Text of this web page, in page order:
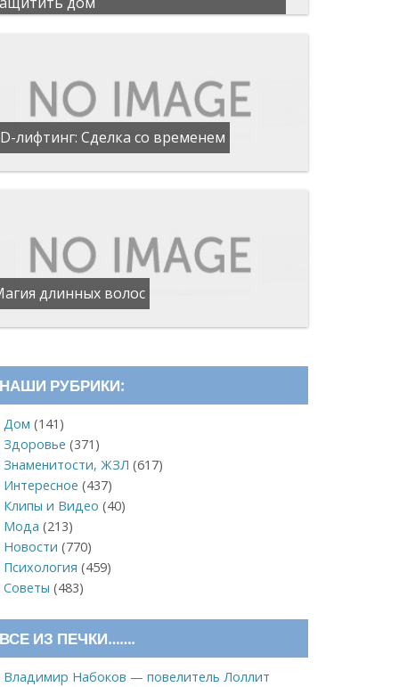
лифтинг: Сделка со временем
длинных волос
НАШИ РУБРИКИ:
Дом (141)
Здоровье (371)
Знаменитости, ЖЗЛ (617)
Интересное (437)
Клипы и Видео (40)
Мода (213)
Новости (770)
Психология (459)
Советы (483)
ВСЕ ИЗ ПЕЧКИ…….
Владимир Набоков — повелитель Лоллит